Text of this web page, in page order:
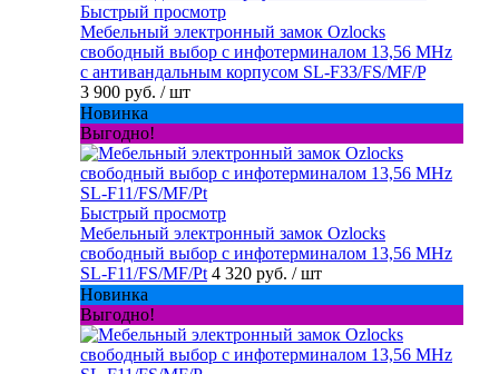
Быстрый просмотр
Мебельный электронный замок Ozlocks
свободный выбор с инфотерминалом 13,56 MHz
с антивандальным корпусом SL-F33/FS/MF/P
3 900 руб. / шт
Новинка
Выгодно!
Быстрый просмотр
Мебельный электронный замок Ozlocks
свободный выбор с инфотерминалом 13,56 MHz
SL-F11/FS/MF/Pt 4 320 руб. / шт
Новинка
Выгодно!